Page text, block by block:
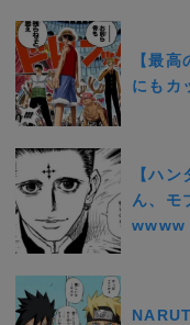
【最
にもカ
【ハ
ん、モ
wwww